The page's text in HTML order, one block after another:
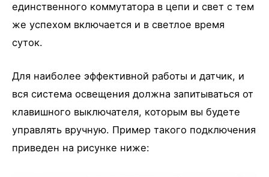
единственного коммутатора в цепи и свет с тем
же успехом включается и в светлое время
суток.
Для наиболее эффективной работы и датчик, и
вся система освещения должна запитываться от
клавишного выключателя, которым вы будете
управлять вручную. Пример такого подключения
приведен на рисунке ниже: